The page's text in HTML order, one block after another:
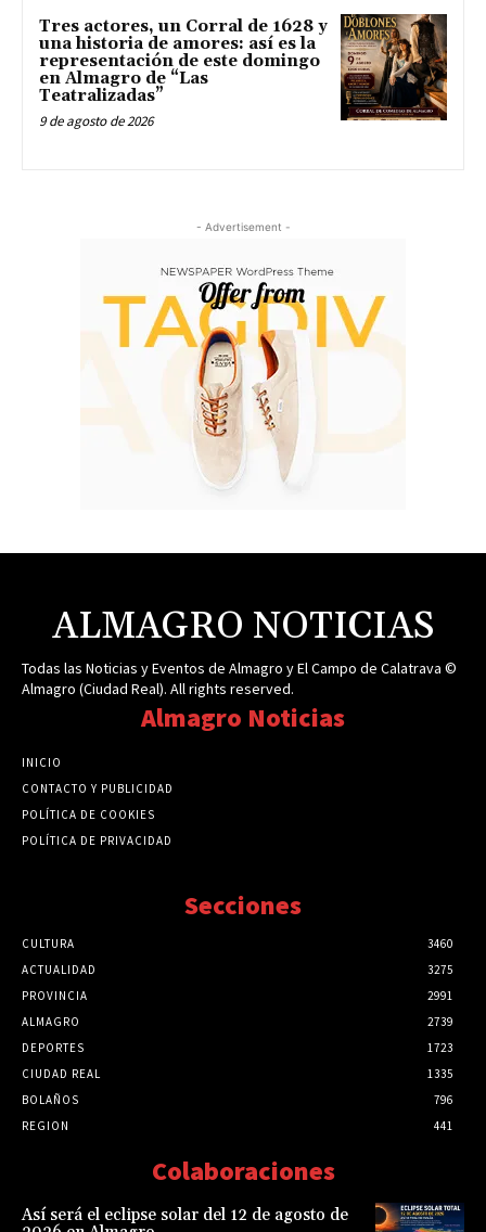
Tres actores, un Corral de 1628 y
una historia de amores: así es la
representación de este domingo
en Almagro de “Las
Teatralizadas”
9 de agosto de 2026
- Advertisement -
ALMAGRO NOTICIAS
Todas las Noticias y Eventos de Almagro y El Campo de Calatrava ©
Almagro (Ciudad Real). All rights reserved.
Almagro Noticias
INICIO
CONTACTO Y PUBLICIDAD
POLÍTICA DE COOKIES
POLÍTICA DE PRIVACIDAD
Secciones
CULTURA
3460
ACTUALIDAD
3275
PROVINCIA
2991
ALMAGRO
2739
DEPORTES
1723
CIUDAD REAL
1335
BOLAÑOS
796
REGION
441
Colaboraciones
Así será el eclipse solar del 12 de agosto de